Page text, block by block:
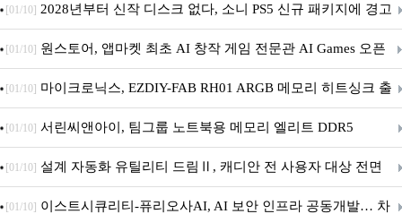
개막... 22일간 진행
[01/10] 2028년부터 신작 디스크 없다, 소니 PS5 신규 패키지에 경고
문 추가
[01/10] 원스토어, 앱마켓 최초 AI 창작 게임 전문관 AI Games 오픈
[01/10] 마이크로닉스, EZDIY-FAB RH01 ARGB 메모리 히트싱크 출
시
[01/10] 서린씨앤아이, 팀그룹 노트북용 메모리 엘리트 DDR5
5600MHz 16GB 출시
[01/10] 설계 자동화 유틸리티 드림Ⅱ, 캐디안 전 사용자 대상 전면
무상 배포
[01/10] 이스트시큐리티-퓨리오사AI, AI 보안 인프라 공동개발… 차